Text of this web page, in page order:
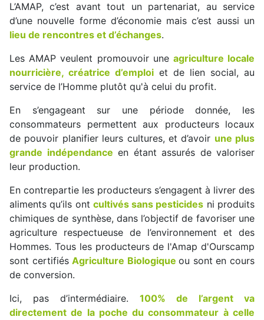
L’AMAP, c’est avant tout un partenariat, au service
d’une nouvelle forme d’économie mais c’est aussi un
lieu de rencontres et d’échanges.
Les AMAP veulent promouvoir une agriculture locale
nourricière, créatrice d’emploi et de lien social, au
service de l’Homme plutôt qu'à celui du profit.
En s’engageant sur une période donnée, les
consommateurs permettent aux producteurs locaux
de pouvoir planifier leurs cultures, et d’avoir une plus
grande indépendance en étant assurés de valoriser
leur production.
En contrepartie les producteurs s’engagent à livrer des
aliments qu’ils ont cultivés sans pesticides ni produits
chimiques de synthèse, dans l’objectif de favoriser une
agriculture respectueuse de l’environnement et des
Hommes. Tous les producteurs de l'Amap d'Ourscamp
sont certifiésAgriculture Biologiqueou sont en cours
de conversion.
Ici, pas d’intermédiaire. 100% de l’argent va
directement de la poche du consommateur à celle